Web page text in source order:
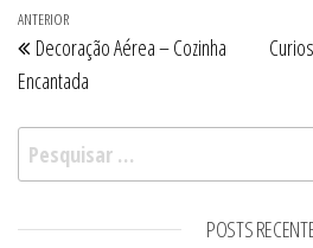
Navegação de Post
Post anterior
ANTERIOR
Decoração Aérea – Cozinha
Encantada
Pesquisar por:
POSTS